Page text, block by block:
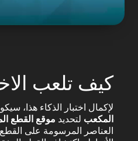
كيف تلعب
لإكمال اختبار الذكاء هذا،
المكعبلتحديدموقع القطع
العناصر المرسومة على القطع